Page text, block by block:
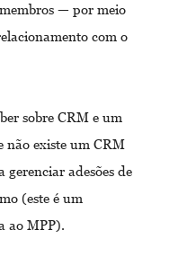
— por meio
com o
sobre CRM e um
não existe um CRM
gerenciar adesões de
(este é um
ao MPP).